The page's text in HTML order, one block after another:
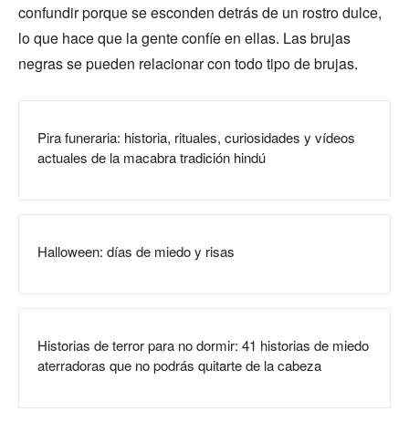
confundir porque se esconden detrás de un rostro dulce,
lo que hace que la gente confíe en ellas. Las brujas
negras se pueden relacionar con todo tipo de brujas.
Pira funeraria: historia, rituales, curiosidades y vídeos
actuales de la macabra tradición hindú
Halloween: días de miedo y risas
Historias de terror para no dormir: 41 historias de miedo
aterradoras que no podrás quitarte de la cabeza